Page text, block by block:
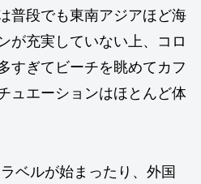
普段でも東南アジアほど海
が充実していない上、コロ
すぎてビーチを眺めてカフ
ュエーションはほとんど体
ベルが始まったり、外国